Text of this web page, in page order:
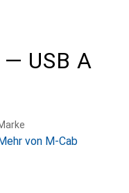
— USB A
von M-Cab